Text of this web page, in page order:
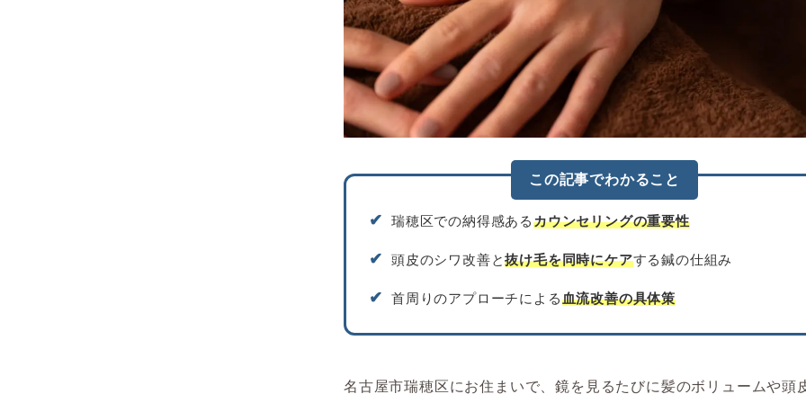
この記事でわかること
✔︎ 瑞穂区での納得感あるカウンセリングの重要性
✔︎ 頭皮のシワ改善と抜け毛を同時にケアする鍼の仕組み
✔︎ 首周りのアプローチによる血流改善の具体策
名古屋市瑞穂区にお住まいで、鏡を見るたびに髪のボリュームや頭